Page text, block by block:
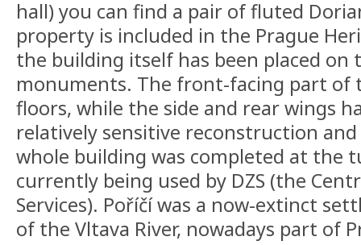
hall) you can find a pair of fluted
property is included in the Prague
the building itself has been placed
monuments. The front-facing part of
floors, while the side and rear wings
relatively sensitive reconstruction
whole building was completed at the
currently being used by DZS (the
Services). Poříčí was a now-extinct
of the Vltava River, nowadays part of